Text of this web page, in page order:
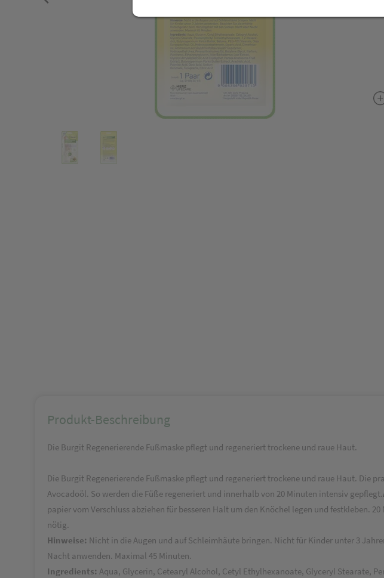
Produkt-Beschreibung
Die Burgit Regenerierende Fußmaske pflegt und regeneriert trockene und raue Haut.
Die Burgit Regenerierende Fußmaske pflegt und regeneriert trockene und raue Haut. Die
Avocadoöl. So werden die Füße regeneriert und innerhalb von 20 Minuten intensiv gepflegt.
papier vom Verschluss abziehen für besseren Halt um den Knöchel legen und festkleben.
nötig.
Hinweise: Nicht in die Augen und auf Schleimhäute bringen. Nicht für Kinder unter 3
Nacht anwenden. Maximal 45 Minuten.
Ingredients: Aqua, Glycerin, Cetearyl Alcohol, Cetyl Ethylhexanoate, Glyceryl Stearate,